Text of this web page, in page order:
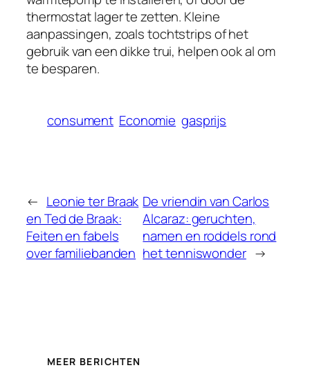
thermostat lager te zetten. Kleine
aanpassingen, zoals tochtstrips of het
gebruik van een dikke trui, helpen ook al om
te besparen.
consument Economie gasprijs
← Leonie ter Braak
en Ted de Braak:
Feiten en fabels
over familiebanden
De vriendin van Carlos
Alcaraz: geruchten,
namen en roddels rond
het tenniswonder →
MEER BERICHTEN